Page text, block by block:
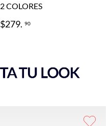
2COLORES
$279. 90